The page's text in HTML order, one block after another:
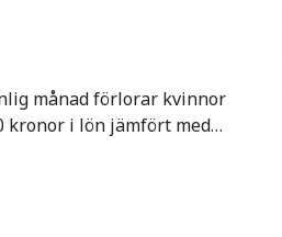
månad förlorar kvinnor
kronor i lön jämfört med…